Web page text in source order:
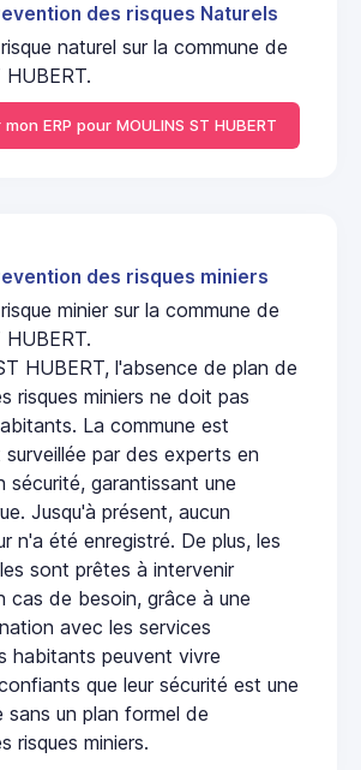
des risques Naturels
naturel sur la commune de
ERP pour MOULINS ST HUBERT
des risques miniers
minier sur la commune de
HUBERT, l'absence de plan de
risques miniers ne doit pas
La commune est
par des experts en
sécurité, garantissant une
Jusqu'à présent, aucun
n'a été enregistré. De plus, les
sont prêtes à intervenir
cas de besoin, grâce à une
avec les services
habitants peuvent vivre
que leur sécurité est une
sans un plan formel de
risques miniers.